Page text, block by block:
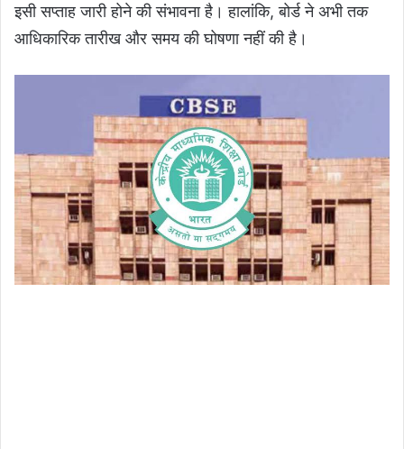
इसी सप्ताह जारी होने की संभावना है। हालांकि, बोर्ड ने अभी तक
आधिकारिक तारीख और समय की घोषणा नहीं की है।